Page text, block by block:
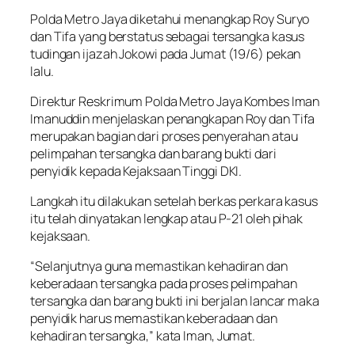
Polda Metro Jaya diketahui menangkap Roy Suryo
dan Tifa yang berstatus sebagai tersangka kasus
tudingan ijazah Jokowi pada Jumat (19/6) pekan
lalu.
Direktur Reskrimum Polda Metro Jaya Kombes Iman
Imanuddin menjelaskan penangkapan Roy dan Tifa
merupakan bagian dari proses penyerahan atau
pelimpahan tersangka dan barang bukti dari
penyidik kepada Kejaksaan Tinggi DKI.
Langkah itu dilakukan setelah berkas perkara kasus
itu telah dinyatakan lengkap atau P-21 oleh pihak
kejaksaan.
“Selanjutnya guna memastikan kehadiran dan
keberadaan tersangka pada proses pelimpahan
tersangka dan barang bukti ini berjalan lancar maka
penyidik harus memastikan keberadaan dan
kehadiran tersangka,” kata Iman, Jumat.